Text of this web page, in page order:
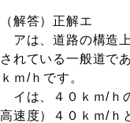
（解答）正解エ
アは、道路の構造
されている一般道で
ｋｍ/ｈです。
イは、４０ｋｍ/ｈ
高速度）４０ｋｍ/ｈ